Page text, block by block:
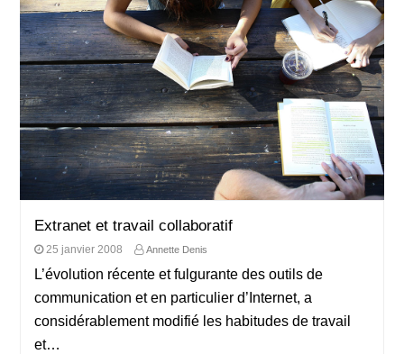
Extranet et travail collaboratif
25 janvier 2008 Annette Denis
L’évolution récente et fulgurante des outils de
communication et en particulier d’Internet, a
considérablement modifié les habitudes de travail
et…